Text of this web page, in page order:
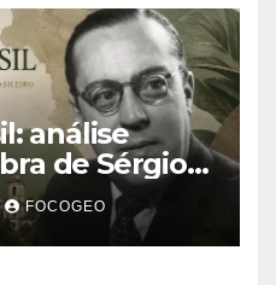
análise
de Sérgio
e sua
entender a
FOCOGEO